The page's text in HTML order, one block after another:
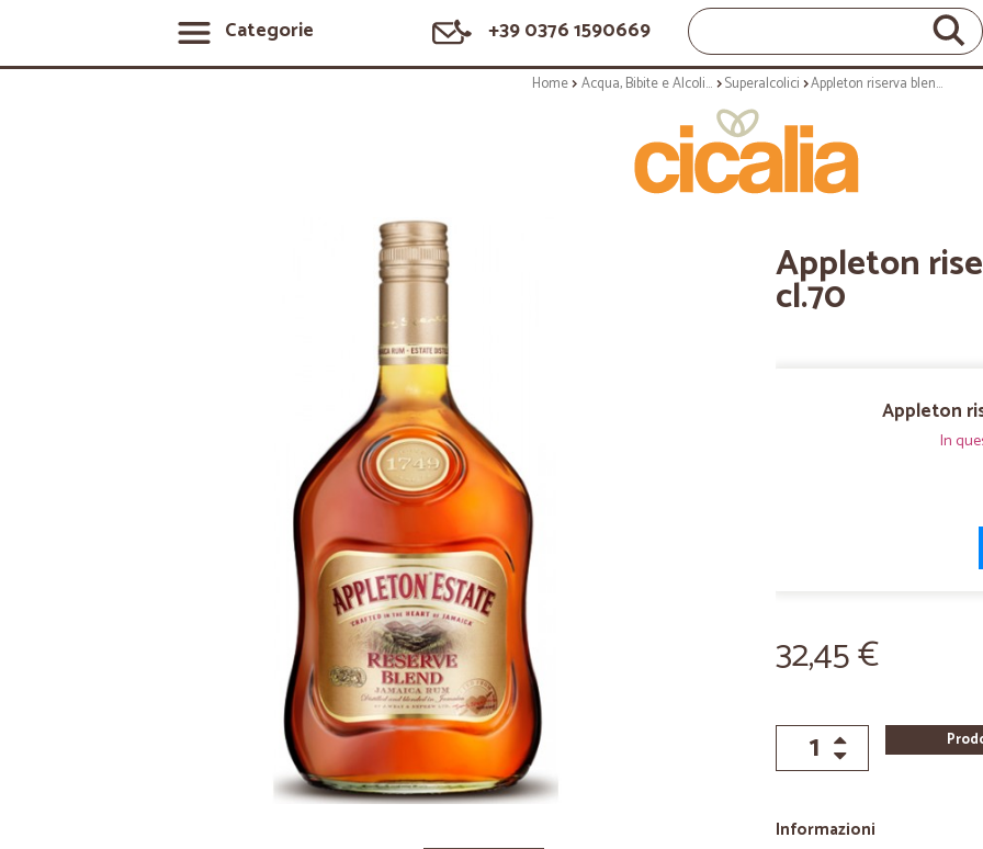
Categorie +39 0376 1590669
Home Acqua, Bibite e Alcolici Superalcolici Appleton riserva blend con astuccio cl.70
Appleton
cl.70
Appleton
In
32,45 €
Informazioni